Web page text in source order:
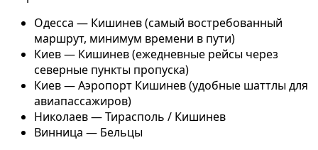
Одесса — Кишинев (самый востребованный
маршрут, минимум времени в пути)
Киев — Кишинев (ежедневные рейсы через
северные пункты пропуска)
Киев — Аэропорт Кишинев (удобные шаттлы для
авиапассажиров)
Николаев — Тирасполь / Кишинев
Винница — Бельцы